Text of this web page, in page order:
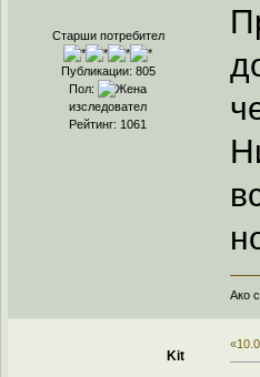
Старши потребител
Публикации: 805
Пол:
изследовател
Рейтинг: 1061
Ако
Kit